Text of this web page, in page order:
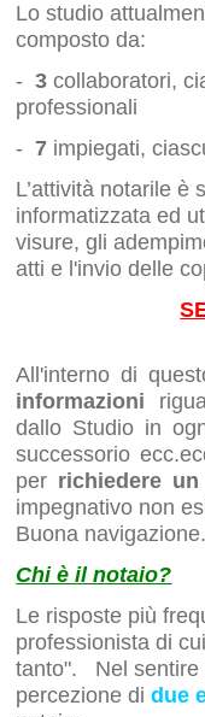
Lo studio
composto da:
-3 collaboratori,
professionali
-7 impiegati,
L’attività notarile è
informatizzata ed
visure, gli
atti e l'invio delle
All'interno di
informazioni
dallo Studio in
successorio
per richiedere
impegnativo non
Buona navigazione.
Chi è il notaio?
Le risposte più
professionista di
tanto". Nel
percezione didue